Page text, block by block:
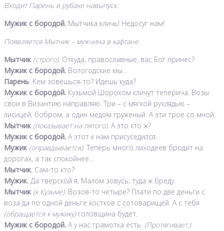
Входит Парень в рубахе навыпуск.
Мужик с бородой. Мытчика кличь! Недосуг нам!
Появляется Мытчик – мужчина в кафтане.
Мытчик(строго). Откуда, православные, вас Бог принес?
Мужик с бородой. Вологодские мы…
Парень. Кем зовешься-то? Идешь куда?
Мужик с бородой. Кузьмой Шорохом кличут теперича. Возы
свои в Византию направляю. Три – с мягкой рухлядью –
лисицей, бобром, а один медом груженый. А эти трое со мной.
Мытчик (показывает на пятого). А это кто ж?
Мужик с бородой. А этот к нам присуседился.
Мужик (оправдывается). Теперь много лиходеев бродит на
дорогах, а так спокойнее…
Мытчик. Сам-то кто?
Мужик. Да тверской я, Малом зовусь, туда ж бреду.
Мытчик (к Кузьме). Возов-то четыре? Плати по две деньги с
воза да по одной деньге костков с сотоварищей. А с тебя
(обращается к мужику)головщина будет.
Мужик с бородой. А у нас грамотка есть. (Протягивает.)